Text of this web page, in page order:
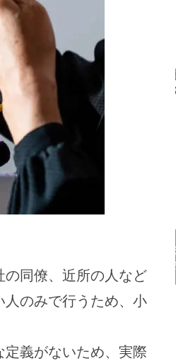
同僚、近所の人など
のみで行うため、小
義がないため、実際